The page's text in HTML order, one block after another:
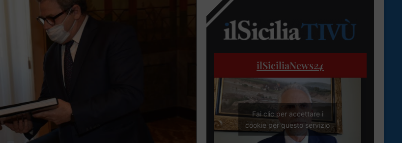
ilSiciliaNews24
Fai clic per accettare i
cookie per questo servizio